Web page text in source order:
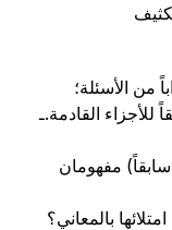
من الأسئلة؛
للأجزاء القادمة.ـ
سابقاً) مفهومان
بالمعاني؟